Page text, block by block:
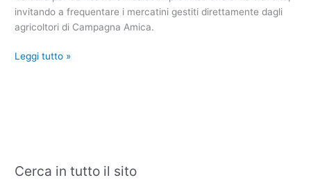
invitando a frequentare i mercatini gestiti direttamente dagli
agricoltori di Campagna Amica.
Leggi tutto »
Cerca in tutto il sito
C
A